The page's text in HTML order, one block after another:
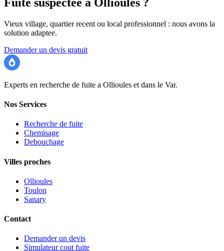
Vieux village, quartier recent ou local professionnel : nous avons la
solution adaptee.
Demander un devis gratuit
Experts en recherche de fuite a Ollioules et dans le Var.
Nos Services
Recherche de fuite
Chemisage
Debouchage
Villes proches
Ollioules
Toulon
Sanary
Contact
Demander un devis
Simulateur cout fuite